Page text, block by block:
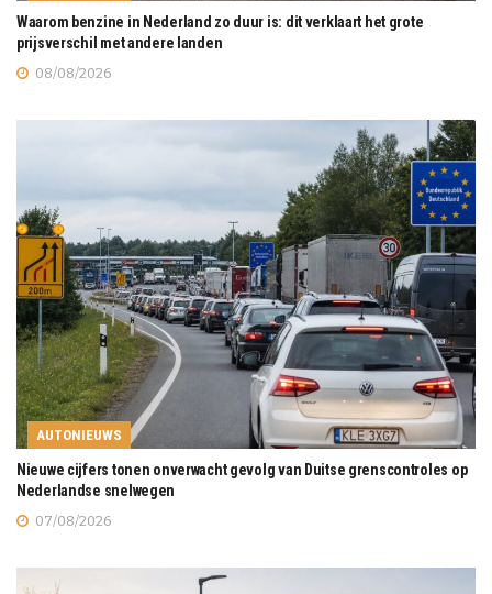
Waarom benzine in Nederland zo duur is: dit verklaart het grote
prijsverschil met andere landen
08/08/2026
AUTONIEUWS
Nieuwe cijfers tonen onverwacht gevolg van Duitse grenscontroles op
Nederlandse snelwegen
07/08/2026